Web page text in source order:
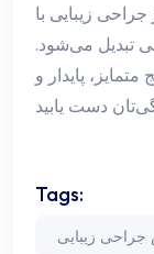
زیبایی با
تبدیل می‌شود.
پایدار و
Tags:
زیبایی